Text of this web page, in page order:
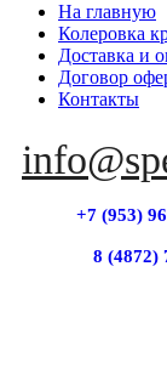
На главную
Колеровка
Доставка и
Договор
Контакты
+7 (953)
8 (4872)